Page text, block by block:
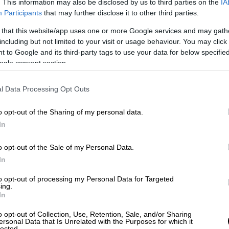
This information may also be disclosed by us to third parties on the
Participants that may further disclose it to other third parties.
that this website/app uses one or more Google services and may
but not limited to your visit or usage behaviour. You may
to Google and its third-party tags to use your data for below
consent section.
Data Processing Opt Outs
opt-out of the Sharing of my personal data.
opt-out of the Sale of my Personal Data.
opt-out of processing my Personal Data for Targeted
opt-out of Collection, Use, Retention, Sale, and/or Sharing
Data that Is Unrelated with the Purposes for which it
να πατήσετε τη σκανδάλη, θα την
να είναι η σφαίρα που θα με
τοδικαστήριο, προσπαθώντας να